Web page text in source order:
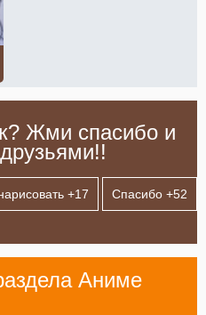
Жми спасибо и
+17 Спасибо +52
Аниме